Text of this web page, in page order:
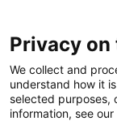
Privacy
We collect and
understand how it
selected purposes,
information, see